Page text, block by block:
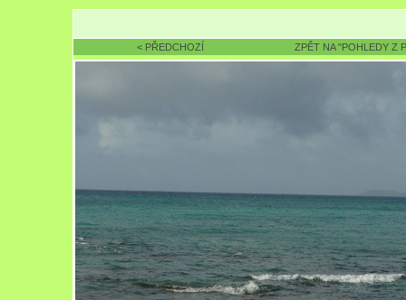
< PŘEDCHOZÍ ZPĚT NA "POHLEDY Z